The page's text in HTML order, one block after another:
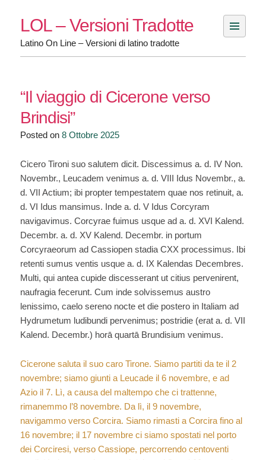
content
LOL – Versioni Tradotte
Latino On Line – Versioni di latino tradotte
“Il viaggio di Cicerone verso
Brindisi”
Posted on 8 Ottobre 2025
Cicero Tironi suo salutem dicit. Discessimus a. d. IV Non.
Novembr., Leucadem venimus a. d. VIII Idus Novembr., a.
d. VII Actium; ibi propter tempestatem quae nos retinuit, a.
d. VI Idus mansimus. Inde a. d. V Idus Corcyram
navigavimus. Corcyrae fuimus usque ad a. d. XVI Kalend.
Decembr. a. d. XV Kalend. Decembr. in portum
Corcyraeorum ad Cassiopen stadia CXX processimus. Ibi
retenti sumus ventis usque a. d. IX Kalendas Decembres.
Multi, qui antea cupide discesserant ut citius pervenirent,
naufragia fecerunt. Cum inde solvissemus austro
lenissimo, caelo sereno nocte et die postero in Italiam ad
Hydrumetum ludibundi pervenimus; postridie (erat a. d. VII
Kalend. Decembr.) horā quartā Brundisium venimus.
Cicerone saluta il suo caro Tirone. Siamo partiti da te il 2
novembre; siamo giunti a Leucade il 6 novembre, e ad
Azio il 7. Lì, a causa del maltempo che ci trattenne,
rimanemmo l’8 novembre. Da lì, il 9 novembre,
navigammo verso Corcira. Siamo rimasti a Corcira fino al
16 novembre; il 17 novembre ci siamo spostati nel porto
dei Corciresi, verso Cassiope, percorrendo centoventi